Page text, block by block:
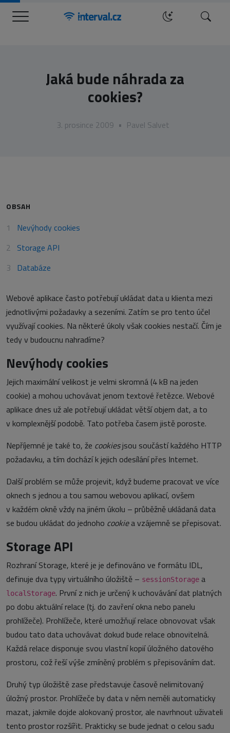
Menu Hledat
Jaká bude náhrada za
cookies?
3. prosince 2009 • Pavel Salvet
OBSAH
Nevýhody cookies
Storage API
Databáze
Webové aplikace často potřebují ukládat data u klienta mezi
jednotlivými požadavky a sezeními. Zatím se pro tento účel
využívají cookies. Na některé úkoly však cookies nestačí. Čím je
tedy v budoucnu nahradíme?
Nevýhody cookies
Jejich maximální velikost je velmi skromná (4 kB na jeden
cookie) a mohou uchovávat jenom textové řetězce. Webové
aplikace dnes už ale potřebují ukládat větší objem dat, a to
v komplexnější podobě. Tato potřeba časem jistě poroste.
Nepříjemné je také to, že cookiesjsou součástí každého HTTP
požadavku, a tím dochází k jejich odesílání přes Internet.
Další problém se může projevit, když budeme pracovat ve více
oknech s jednou a tou samou webovou aplikací, ovšem
v každém okně vždy na jiném úkolu – průběžně ukládaná data
se budou ukládat do jednoho cookiea vzájemně se přepisovat.
Storage API
Rozhraní Storage, které je je definováno ve formátu IDL,
definuje dva typy virtuálního úložiště – sessionStorage a
localStorage. První z nich je určený k uchovávání dat platných
po dobu aktuální relace (tj. do zavření okna nebo panelu
prohlížeče). Prohlížeče, které umožňují relace obnovovat však
budou tato data uchovávat dokud bude relace obnovitelná.
Každá relace disponuje svou vlastní kopií úložného datového
prostoru, což řeší výše zmíněný problém s přepisováním dat.
Druhý typ úložiště zase představuje časově nelimitovaný
úložný prostor. Prohlížeče by data v něm neměli automaticky
mazat, jakmile dojde alokovaný prostor, ale navrhnout uživateli
tento prostor rozšířit. Prakticky se bude jednat o celou sadu